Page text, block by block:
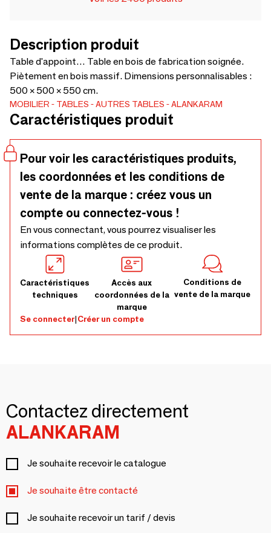
Description produit
Table d'appoint… Table en bois de fabrication soignée.
Piètement en bois massif. Dimensions personnalisables :
500 × 500 × 550 cm.
MOBILIER TABLES AUTRES TABLES ALANKARAM
Caractéristiques produit
Pour voir les caractéristiques produits,
les coordonnées et les conditions de
vente de la marque : créez vous un
compte ou connectez-vous !
En vous connectant, vous pourrez visualiser les
informations complètes de ce produit.
Caractéristiques
techniques
Accès aux
coordonnées de la
marque
Conditions de
vente de la marque
Se connecter|Créer un compte
Contactez directement
ALANKARAM
Je souhaite recevoir le catalogue
Je souhaite être contacté
Je souhaite recevoir un tarif / devis